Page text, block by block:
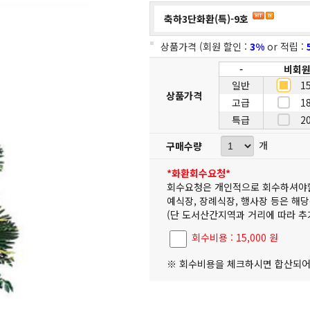
축하3단화환(특)-9호
상품가격 (회원 할인 : 3%or 적립 :
상품가격
-
비회
일반
고급
특급
구매수량
개
*화환회수요청*
회수요청은 개인적으로 회수하셔
예식장, 장례식장, 행사장 등은 해
(단 도서산간지역과 거리에 따라
회수비용 : 15,000 원
※ 회수비용을 체크하시면 합산되